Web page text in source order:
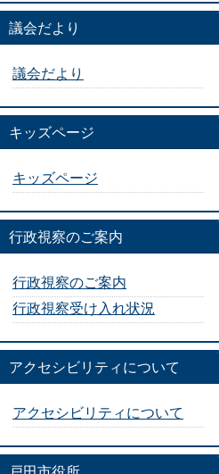
議会だより
議会だより
キッズページ
キッズページ
行政視察のご案内
行政視察のご案内
行政視察受け入れ状況
アクセシビリティについて
アクセシビリティについて